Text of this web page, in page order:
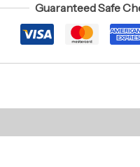
Guaranteed Safe